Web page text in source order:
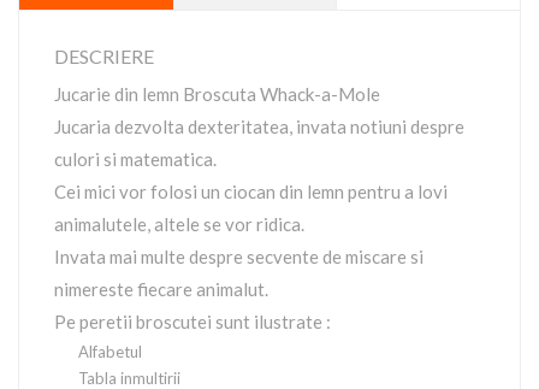
DESCRIERE
Jucarie din lemn Broscuta Whack-a-Mole
Jucaria dezvolta dexteritatea, invata notiuni despre
culori si matematica.
Cei mici vor folosi un ciocan din lemn pentru a lovi
animalutele, altele se vor ridica.
Invata mai multe despre secvente de miscare si
nimereste fiecare animalut.
Pe peretii broscutei sunt ilustrate :
Alfabetul
Tabla inmultirii